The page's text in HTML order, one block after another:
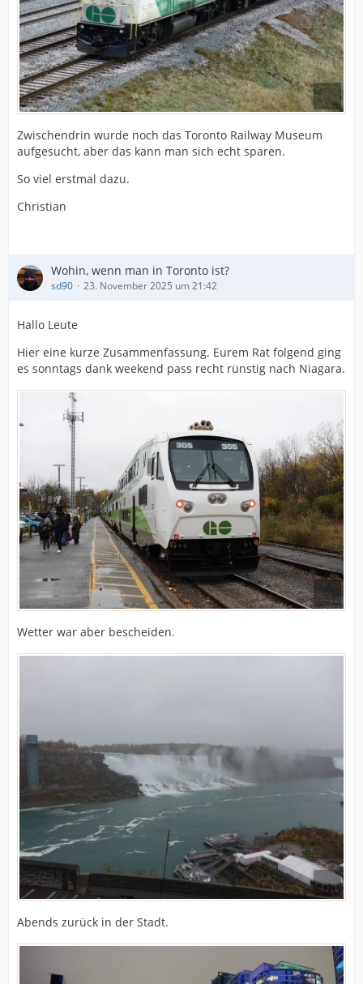
Zwischendrin wurde noch das Toronto Railway Museum
aufgesucht, aber das kann man sich echt sparen.
So viel erstmal dazu.
Christian
Wohin, wenn man in Toronto ist?
sd90 23. November 2025 um 21:42
Hallo Leute
Hier eine kurze Zusammenfassung. Eurem Rat folgend ging
es sonntags dank weekend pass recht rünstig nach Niagara.
Wetter war aber bescheiden.
Abends zurück in der Stadt.